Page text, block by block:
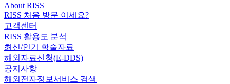
About RISS
RISS 처음 방문 이세요?
고객센터
RISS 활용도 분석
최신/인기 학술자료
해외자료신청(E-DDS)
공지사항
해외전자정보서비스 검색